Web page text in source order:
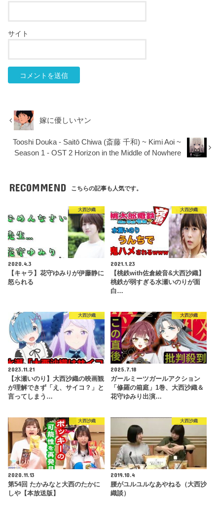
サイト
嫁に優しいヤン
Tooshi Douka - Saitō Chiwa (斎藤 千和) ~ Kimi Aoi ~
Season 1 - OST 2 Horizon in the Middle of Nowhere
RECOMMEND こちらの記事も人気です。
大西沙織
2020.4.3
【キャラ】花守ゆみりが伊藤静に
怒られる
大西沙織
2021.1.23
【桃鉄with佐倉綾音&大西沙織】
桃鉄が弱すぎる水瀬いのりが面
白…
大西沙織
2023.11.21
【水瀬いのり】大西沙織の映画観
が理解できず「え、サイコ？」と
言ってしまう…
大西沙織
2025.7.18
ガールミーツガールアクション
「修羅の箱庭」1巻、大西沙織＆
花守ゆみり出演…
大西沙織
2020.11.13
第54回 たかみなと大西のたかに
しや【本放送版】
大西沙織
2019.10.4
腰がユルユルなあやねる（大西沙
織談）